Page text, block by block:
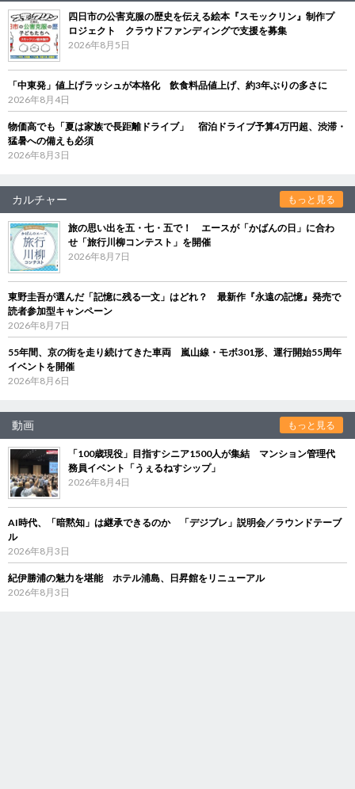
四日市の公害克服の歴史を伝える絵本『スモックリン』制作プ
ロジェクト クラウドファンディングで支援を募集
2026年8月5日
「中東発」値上げラッシュが本格化 飲食料品値上げ、約3年ぶりの多さに
2026年8月4日
物価高でも「夏は家族で長距離ドライブ」 宿泊ドライブ予算4万円超、渋滞・
猛暑への備えも必須
2026年8月3日
カルチャー もっと見る
旅の思い出を五・七・五で！ エースが「かばんの日」に合わ
せ「旅行川柳コンテスト」を開催
2026年8月7日
東野圭吾が選んだ「記憶に残る一文」はどれ？ 最新作『永遠の記憶』発売で
読者参加型キャンペーン
2026年8月7日
55年間、京の街を走り続けてきた車両 嵐山線・モボ301形、運行開始55周年
イベントを開催
2026年8月6日
動画 もっと見る
「100歳現役」目指すシニア1500人が集結 マンション管理代
務員イベント「うぇるねすシップ」
2026年8月4日
AI時代、「暗黙知」は継承できるのか 「デジブレ」説明会／ラウンドテーブ
ル
2026年8月3日
紀伊勝浦の魅力を堪能 ホテル浦島、日昇館をリニューアル
2026年8月3日